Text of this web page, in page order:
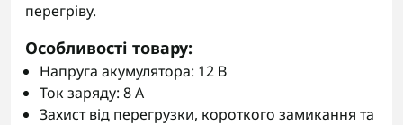
перегріву.
Особливості товару:
Напруга акумулятора: 12 В
Ток заряду: 8 А
Захист від перегрузки, короткого замикання та